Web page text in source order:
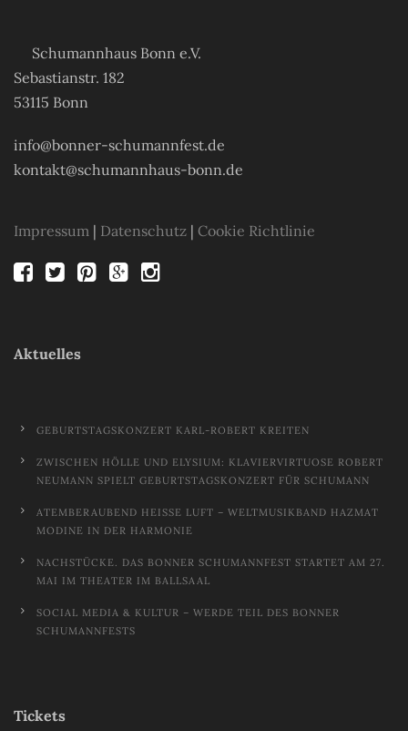
Schumannhaus Bonn e.V.
Sebastianstr. 182
53115 Bonn
info@bonner-schumannfest.de
kontakt@schumannhaus-bonn.de
Impressum | Datenschutz | Cookie Richtlinie
Aktuelles
GEBURTSTAGSKONZERT KARL-ROBERT KREITEN
ZWISCHEN HÖLLE UND ELYSIUM: KLAVIERVIRTUOSE ROBERT
NEUMANN SPIELT GEBURTSTAGSKONZERT FÜR SCHUMANN
ATEMBERAUBEND HEISSE LUFT – WELTMUSIKBAND HAZMAT M
ODINE IN DER HARMONIE
NACHSTÜCKE. DAS BONNER SCHUMANNFEST STARTET AM 27.
MAI IM THEATER IM BALLSAAL
SOCIAL MEDIA & KULTUR – WERDE TEIL DES BONNER
SCHUMANNFESTS
Tickets